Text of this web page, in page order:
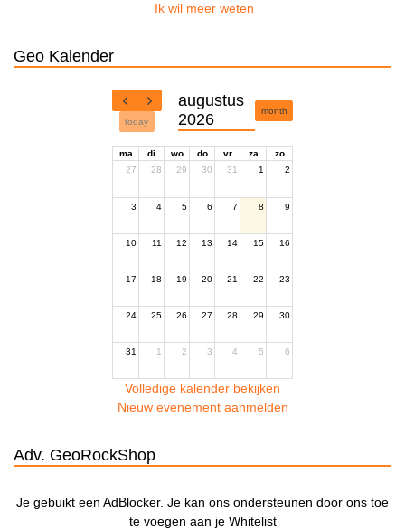
Ik wil meer weten
Geo Kalender
today
augustus
2026
month
ma di wo do vr za
zo
27
28 29 30 31 1 2
3 4 5 6 7 8 9
10 11 12 13 14 15 16
17 18 19 20 21 22 23
24 25 26 27 28 29 30
31 1 2 3 4 5 6
Volledige kalender bekijken
Nieuw evenement aanmelden
Adv. GeoRockShop
Je gebuikt een AdBlocker. Je kan ons ondersteunen door ons toe
te voegen aan je Whitelist